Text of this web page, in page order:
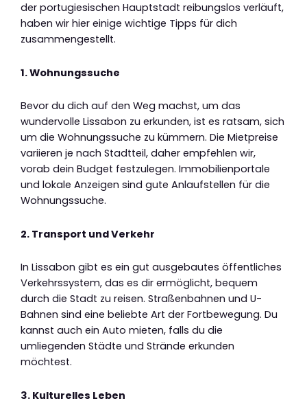
der portugiesischen Hauptstadt reibungslos verläuft,
haben wir hier einige wichtige Tipps für dich
zusammengestellt.
1. Wohnungssuche
Bevor du dich auf den Weg machst, um das
wundervolle Lissabon zu erkunden, ist es ratsam, sich
um die Wohnungssuche zu kümmern. Die Mietpreise
variieren je nach Stadtteil, daher empfehlen wir,
vorab dein Budget festzulegen. Immobilienportale
und lokale Anzeigen sind gute Anlaufstellen für die
Wohnungssuche.
2. Transport und Verkehr
In Lissabon gibt es ein gut ausgebautes öffentliches
Verkehrssystem, das es dir ermöglicht, bequem
durch die Stadt zu reisen. Straßenbahnen und U-
Bahnen sind eine beliebte Art der Fortbewegung. Du
kannst auch ein Auto mieten, falls du die
umliegenden Städte und Strände erkunden
möchtest.
3. Kulturelles Leben